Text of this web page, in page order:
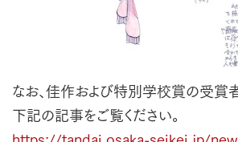
なお、佳作および特別学校賞の受賞
下記の記事をご覧ください。